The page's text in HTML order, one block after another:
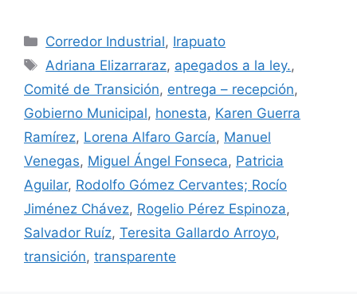
Categorías
Corredor Industrial, Irapuato
Etiquetas
Adriana Elizarraraz, apegados a la ley.,
Comité de Transición, entrega – recepción,
Gobierno Municipal, honesta, Karen Guerra
Ramírez, Lorena Alfaro García, Manuel
Venegas, Miguel Ángel Fonseca, Patricia
Aguilar, Rodolfo Gómez Cervantes; Rocío
Jiménez Chávez, Rogelio Pérez Espinoza,
Salvador Ruíz, Teresita Gallardo Arroyo,
transición, transparente